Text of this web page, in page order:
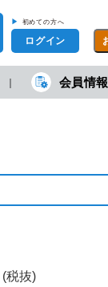
▶ 初めての方へ
ログイン
円 (税抜) 円(税込)
会員情報
(税抜)